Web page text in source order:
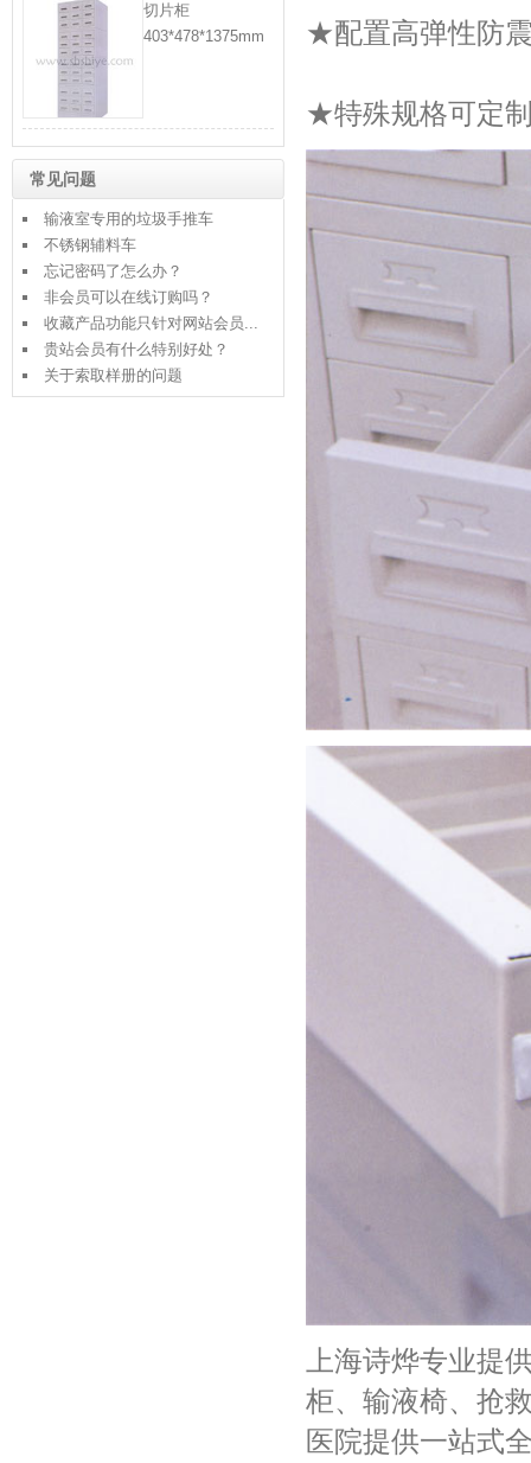
切片柜
403*478*1375mm
常见问题
输液室专用的垃圾手推车
不锈钢辅料车
忘记密码了怎么办？
非会员可以在线订购吗？
收藏产品功能只针对网站会员...
贵站会员有什么特别好处？
关于索取样册的问题
★配置高弹性防
★特殊规格可定
上海诗烨专业提
柜、 输液椅、 抢
医院提供一站式